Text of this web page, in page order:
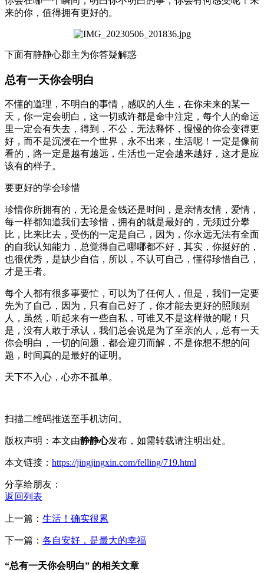
来的你，值得拥有更好的。
下面有静静心郡主为你答疑解惑
总有一天你会明白
不懂的道理，不明白的事情，感叹的人生，在你未来的某一
天，你一定会明白，这一切或许都是命中注定，每个人的命运
里一定会有失去，得到，不公，无法释怀，慢慢的你会变得更
好，而不是沉浸在一个世界，永不出来，生活呢！一定是像前
看的，路一定是越有越远，生活也一定会越来越好，这才是应
该有的样子。
要更好的学会珍惜
珍惜你所拥有的，无论是金钱还是时间，是亲情友情，爱情，
每一样都知道我们去珍惜，拥有的就是最好的，无须过分攀
比，比来比去，受伤的一定是自己，因为，你永远无法有全面
的自我认知能力，总觉得自己哪哪都不好，其实，你挺好的，
也很优秀，是缺少自信，所以，不认可自己，懂得珍惜自己，
才是王者。
每个人都有很多事要忙，可以为了任何人，但是，我们一定要
先为了自己，因为，只有自己好了，你才能去更好的照顾别
人，虽然，听起来有一些自私，可谁又不是这样做的呢！只
是，没有人敢于承认，我们总会说是为了至亲的人，总有一天
你会明白，一切的问题，都会迎刃而解，不是你想不想的问
题，时间真的是最好的证明。
天下不入心，心亦不孤单。
扫描二维码推送至手机访问。
版权声明：本文由静静心发布，如需转载请注明出处。
本文链接： https://jingjingxin.com/felling/719.html
分享给朋友：
返回列表
上一篇： 生活！确实很累
下一篇： 各自安好，是最大的幸福
“总有一天你会明白” 的相关文章